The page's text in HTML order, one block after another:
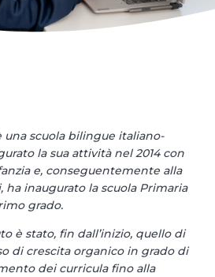
una scuola bilingue italiano-
la sua attività nel 2014 con
e, conseguentemente alla
ha inaugurato la scuola Primaria
grado.
è stato, fin dall’inizio, quello di
di crescita organico in grado di
dei curricula fino alla